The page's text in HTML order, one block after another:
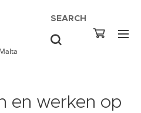
SEARCH
en werken op